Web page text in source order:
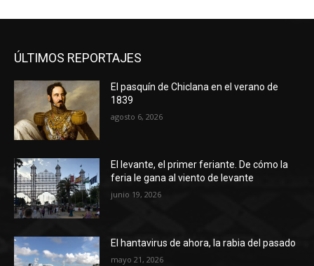
ÚLTIMOS REPORTAJES
El pasquín de Chiclana en el verano de
1839
agosto 6, 2026
El levante, el primer feriante. De cómo la
feria le gana al viento de levante
junio 19, 2026
El hantavirus de ahora, la rabia del pasado
mayo 21, 2026